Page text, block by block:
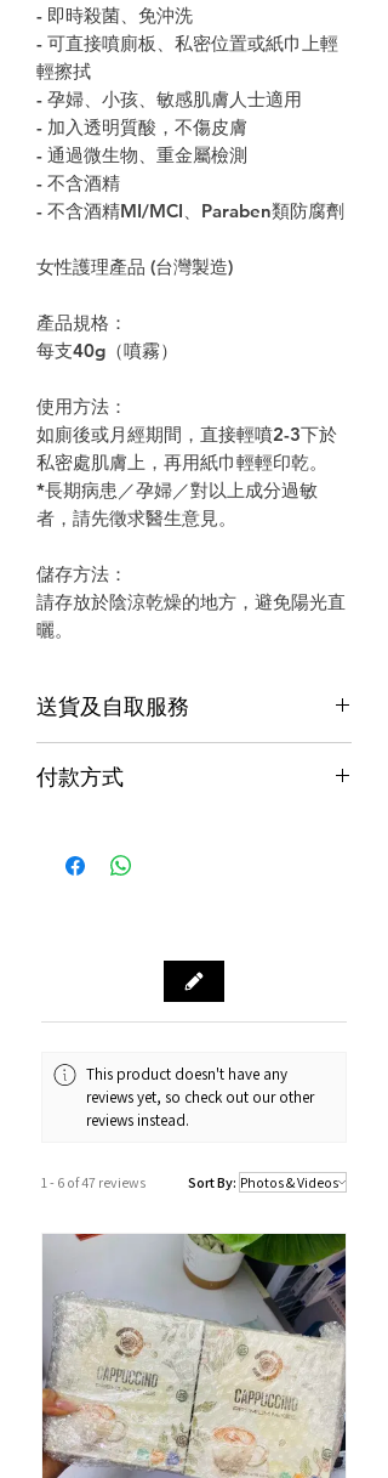
- 即時殺菌、免沖洗
- 可直接噴廁板、私密位置或紙巾上輕
輕擦拭
- 孕婦、小孩、敏感肌膚人士適用
- 加入透明質酸，不傷皮膚
- 通過微生物、重金屬檢測
- 不含酒精
- 不含酒精MI/MCI、Paraben類防腐劑
女性護理產品 (台灣製造)
產品規格：
每支40g（噴霧）
使用方法：
如廁後或月經期間，直接輕噴2-3下於
私密處肌膚上，再用紙巾輕輕印乾。
*長期病患／孕婦／對以上成分過敏
者，請先徵求醫生意見。
儲存方法：
請存放於陰涼乾燥的地方，避免陽光直
曬。
送貨及自取服務
本地速遞
順豐到付/自取點
門市資料：觀塘秀茂坪商場街市74A號
Whatsapp：34811128
訂購及送貨時間
若果商品不幸出現沒有現貨或需要更長
或電話方式通知顧客。
付款方式
Alipay支付寶 / WeChat Pay微信支付 /
Octopus八達通 / Fps轉數快
This product doesn't have any
reviews yet, so check out our other
reviews instead.
1 - 6 of 47 reviews Sort By: